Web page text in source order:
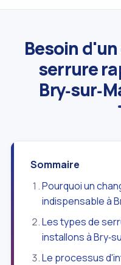
Besoin
serrure
Sommaire
Pourquoi un
indispensable à
Les types de
installons à
Le processus